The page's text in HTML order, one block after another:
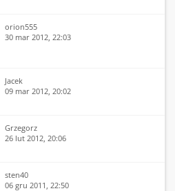
orion555
30 mar 2012, 22:03
Jacek
09 mar 2012, 20:02
Grzegorz
26 lut 2012, 20:06
sten40
06 gru 2011, 22:50